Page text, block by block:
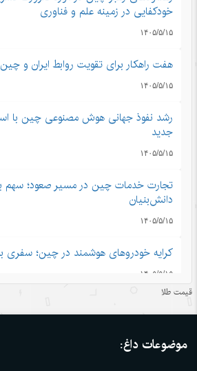
خودکفایی در زمینه علم و فناوری
۱۴۰۵/۵/۱۵
هفت راهکار برای تقویت روابط ایران و چین
۱۴۰۵/۵/۱۵
رشد نفوذ جهانی هوش مصنوعی چین با
جدید
۱۴۰۵/۵/۱۵
تجارت خدمات چین در مسیر صعود؛ سهم
دانش‌بنیان
۱۴۰۵/۵/۱۵
کرایه خودروهای هوشمند در چین؛ سفری
۱۴۰۵/۵/۱۵
جای ارائه مدرک
۱۴۰۵/۵/۱۵
قیمت طلا
موضوعات داغ: